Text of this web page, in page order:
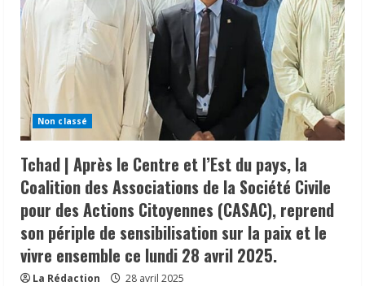
culture
tchadienne
à
l’Exposition
Universelle
Osaka
2025
Non classé
Tchad | Après le Centre et l’Est du pays, la
Coalition des Associations de la Société Civile
pour des Actions Citoyennes (CASAC), reprend
son périple de sensibilisation sur la paix et le
vivre ensemble ce lundi 28 avril 2025.
La Rédaction 28 avril 2025